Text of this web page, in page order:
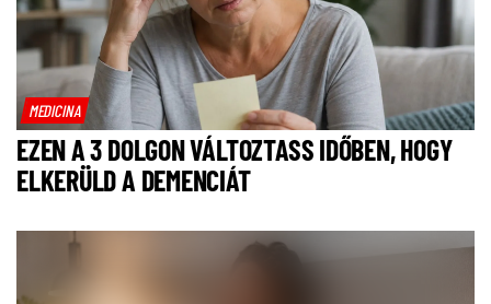
MEDICINA
EZEN A 3 DOLGON VÁLTOZTASS IDŐBEN, HOGY
ELKERÜLD A DEMENCIÁT